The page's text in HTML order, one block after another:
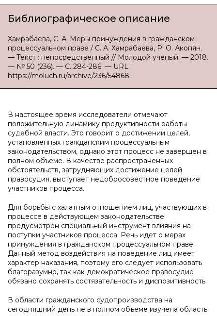
Библиографическое описание
Хамрабаева, С. А. Меры принуждения в гражданском
процессуальном праве / С. А. Хамрабаева, Р. О. Акопян.
— Текст : непосредственный // Молодой ученый. — 2018.
— № 50 (236). — С. 284-286. — URL:
https://moluch.ru/archive/236/54868.
В настоящее время исследователи отмечают
положительную динамику продуктивности работы
судебной власти. Это говорит о достижении целей,
установленных гражданским процессуальным
законодательством, однако этот процесс не завершен в
полном объеме. В качестве распространенных
обстоятельств, затрудняющих достижение целей
правосудия, выступает недобросовестное поведение
участников процесса.
Для борьбы с халатным отношением лиц, участвующих в
процессе в действующем законодательстве
предусмотрен специальный инструмент влияния на
поступки участников процесса. Речь идет о мерах
принуждения в гражданском процессуальном праве.
Данный метод воздействия на поведение лиц имеет
характер наказания, поэтому его следует использовать
благоразумно, так как демократическое правосудие
обязано сохранять состязательность и диспозитивность.
В области гражданского судопроизводства на
сегодняшний день не в полном объеме изучена область